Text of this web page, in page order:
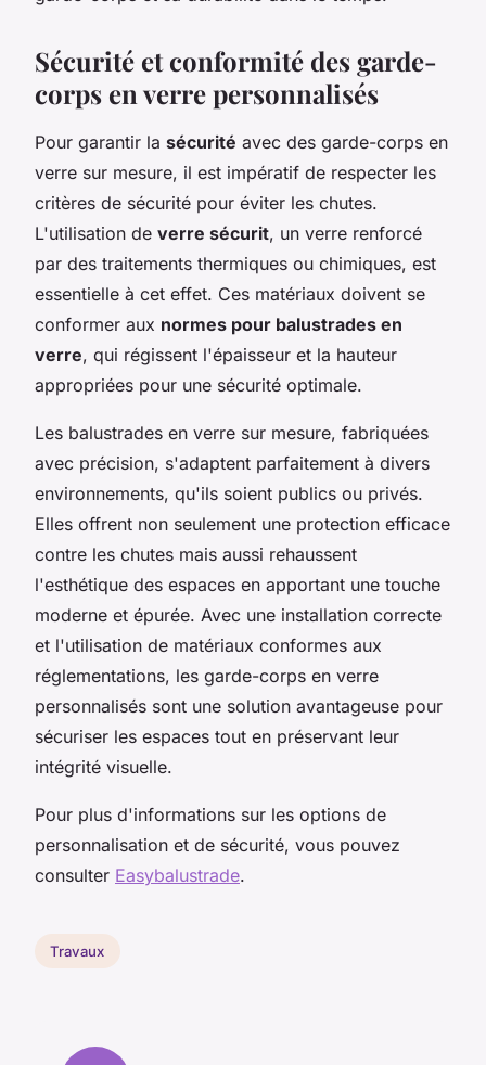
Sécurité et conformité des garde-
corps en verre personnalisés
Pour garantir la sécurité avec des garde-corps en
verre sur mesure, il est impératif de respecter les
critères de sécurité pour éviter les chutes.
L'utilisation de verre sécurit, un verre renforcé
par des traitements thermiques ou chimiques, est
essentielle à cet effet. Ces matériaux doivent se
conformer aux normes pour balustrades en
verre, qui régissent l'épaisseur et la hauteur
appropriées pour une sécurité optimale.
Les balustrades en verre sur mesure, fabriquées
avec précision, s'adaptent parfaitement à divers
environnements, qu'ils soient publics ou privés.
Elles offrent non seulement une protection efficace
contre les chutes mais aussi rehaussent
l'esthétique des espaces en apportant une touche
moderne et épurée. Avec une installation correcte
et l'utilisation de matériaux conformes aux
réglementations, les garde-corps en verre
personnalisés sont une solution avantageuse pour
sécuriser les espaces tout en préservant leur
intégrité visuelle.
Pour plus d'informations sur les options de
personnalisation et de sécurité, vous pouvez
consulter Easybalustrade.
Travaux